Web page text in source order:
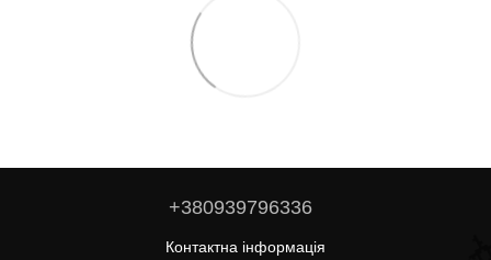
+380939796336
Контактна інформація